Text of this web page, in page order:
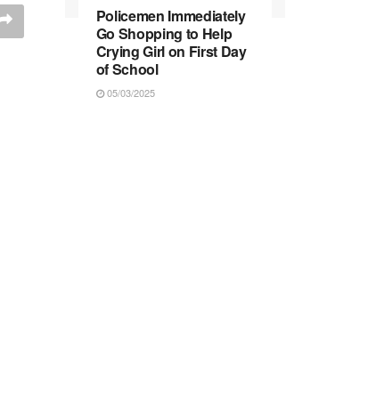
Policemen Immediately
Go Shopping to Help
Crying Girl on First Day
of School
05/03/2025